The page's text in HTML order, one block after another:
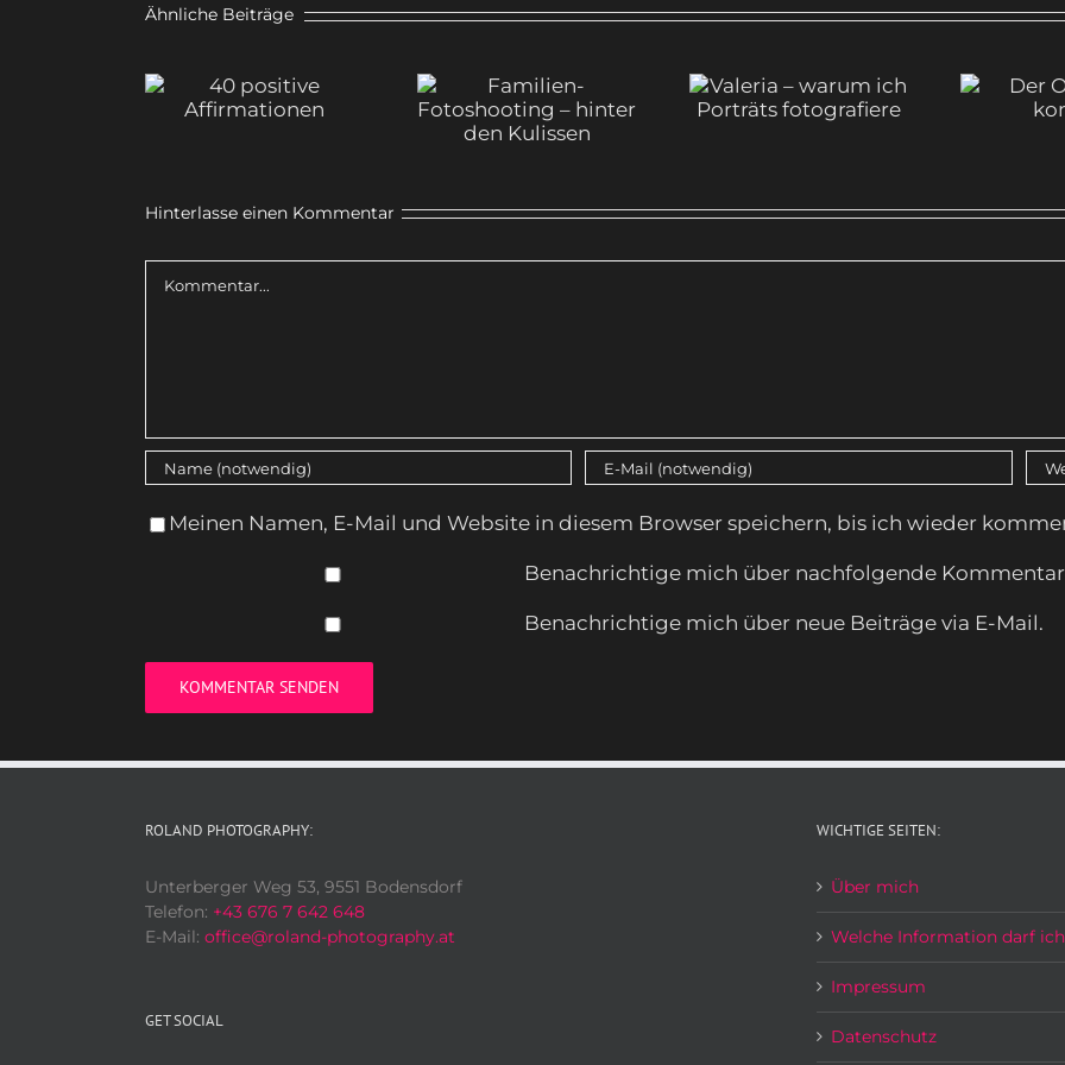
Ähnliche Beiträge
40 positive
Affirmationen
Fotoshooting
– hinter den
warum ich
Porträts
Der
Hinterlasse einen Kommentar
Meinen Namen, E-Mail und Website in diesem Browser speichern, bis ich wieder
Benachrichtige mich über nachfolgende
Benachrichtige mich über neue Beiträge via E-Mail.
ROLAND PHOTOGRAPHY:
Unterberger Weg 53, 9551 Bodensdorf
Telefon: +43 676 7 642 648
E-Mail: office@roland-photography.at
GET SOCIAL
WICHTIGE SEITEN:
Über mich
Welche Information darf
Impressum
Datenschutz